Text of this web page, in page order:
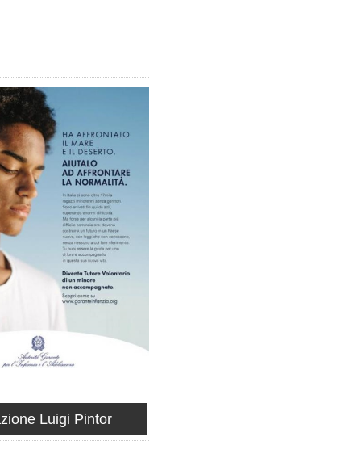
Luigi Pintor